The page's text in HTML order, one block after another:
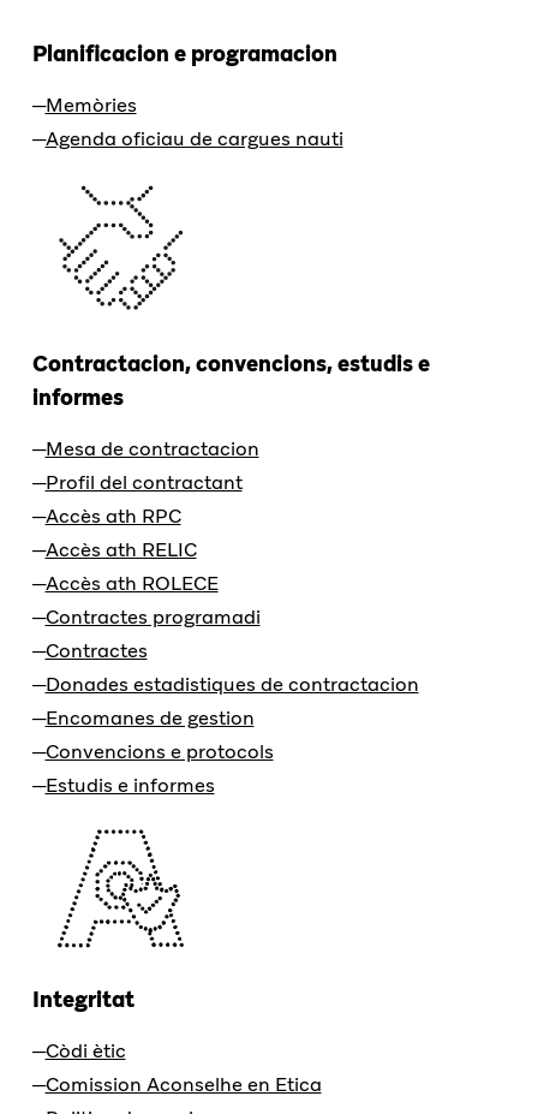
Planificacion e programacion
Memòries
Agenda oficiau de cargues nauti
Contractacion, convencions, estudis e
informes
Mesa de contractacion
Profil del contractant
Accès ath RPC
Accès ath RELIC
Accès ath ROLECE
Contractes programadi
Contractes
Donades estadistiques de contractacion
Encomanes de gestion
Convencions e protocols
Estudis e informes
Integritat
Còdi ètic
Comission Aconselhe en Etica